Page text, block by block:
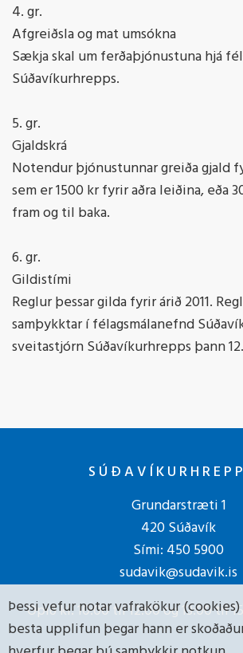
4. gr.
Afgreiðsla og mat umsókna
Sækja skal um ferðaþjónustuna hjá
Súðavíkurhrepps.
5. gr.
Gjaldskrá
Notendur þjónustunnar greiða gjald
sem er 1500 kr fyrir aðra leiðina, eða
fram og til baka.
6. gr.
Gildistími
Reglur þessar gilda fyrir árið 2011.
samþykktar í félagsmálanefnd
sveitastjórn Súðavíkurhrepps þann 12.
Grundarstræti 1
420 Súðavík
Sími: 450 5900
sudavik@sudavik.is
Opið kl. 10:00 til 12:00 og 13:00 til
Þessi vefur notar vafrakökur
besta upplifun þegar hann er